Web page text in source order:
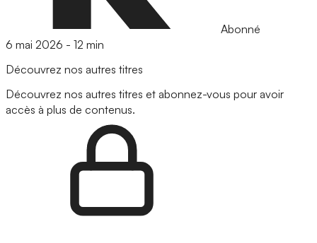
Abonné
6 mai 2026 - 12 min
Découvrez nos autres titres
Découvrez nos autres titres et abonnez-vous pour avoir
accès à plus de contenus.